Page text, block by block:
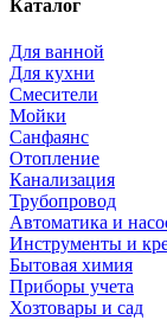
Каталог
Для ванной
Для кухни
Смесители
Мойки
Санфаянс
Отопление
Канализация
Трубопровод
Автоматика и
Инструменты и
Бытовая химия
Приборы учета
Хозтовары и сад